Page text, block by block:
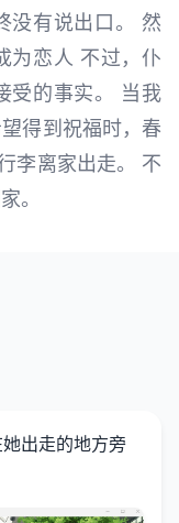
没有说出口。 然
为恋人 不过，仆
受的事实。 当我
得到祝福时，春
李离家出走。 不
。
出走的地方旁